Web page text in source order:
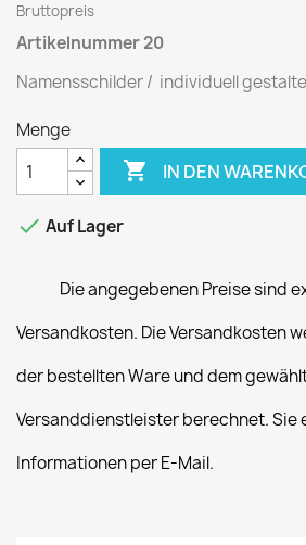
Bruttopreis
Artikelnummer 20
Namensschilder / individuell
Menge
 IN DEN
 Auf Lager
Die angegebenen Preise sind
Versandkosten. Die Versandkosten
der bestellten Ware und dem
Versanddienstleister berechnet. Sie
Informationen per E-Mail.